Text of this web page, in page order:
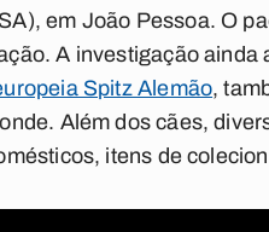
em João Pessoa. O
A investigação ainda
Spitz Alemão,
Além dos cães,
itens de